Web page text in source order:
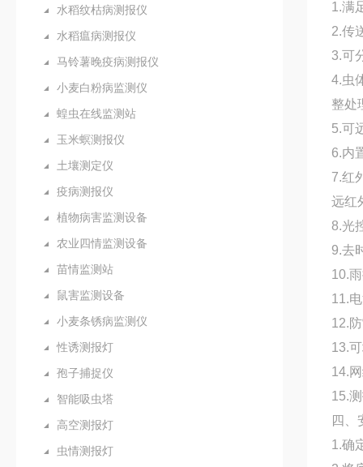
水稻纹枯病测报仪
水稻瘟病测报仪
马铃薯晚疫病测报仪
小麦白粉病监测仪
蝗虫在线监测站
玉米螟测报仪
土壤测定仪
疫病测报仪
植物病害监测设备
农业四情监测设备
苗情监测站
鼠害监测设备
小麦条锈病监测仪
性诱测报灯
孢子捕捉仪
智能吸虫塔
高空测报灯
虫情测报灯
1.满
2.传
3.可
4.虫
整处
5.可
6.内
7.红
远红
8.光
9.去
10.
11.
12.
13.
14.
15.
四、
1.确